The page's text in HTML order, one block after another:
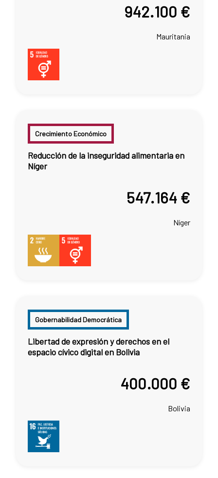
942.100 €
Mauritania
Crecimiento Económico
Reducción de la inseguridad alimentaria en
Níger
547.164 €
Níger
Gobernabilidad Democrática
Libertad de expresión y derechos en el
espacio cívico digital en Bolivia
400.000 €
Bolivia